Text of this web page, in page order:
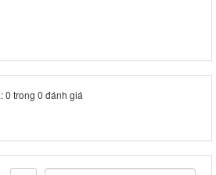
0 trong 0 đánh giá